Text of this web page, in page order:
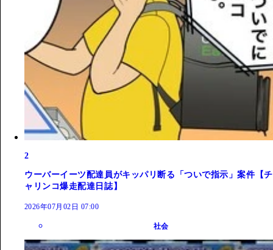
2
ウーバーイーツ配達員がキッパリ断る「ついで指示」案件【チ
ャリンコ爆走配達日誌】
2026年07月02日 07:00
社会